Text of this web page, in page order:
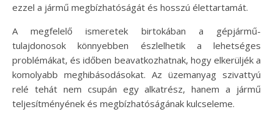
ezzel a jármű megbízhatóságát és hosszú élettartamát.
A megfelelő ismeretek birtokában a gépjármű-
tulajdonosok könnyebben észlelhetik a lehetséges
problémákat, és időben beavatkozhatnak, hogy elkerüljék a
komolyabb meghibásodásokat. Az üzemanyag szivattyú
relé tehát nem csupán egy alkatrész, hanem a jármű
teljesítményének és megbízhatóságának kulcseleme.